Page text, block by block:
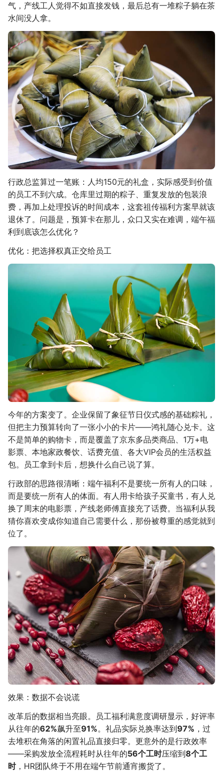
气，产线工人觉得不如直接发钱，最后总有一堆粽子躺在茶
水间没人拿。
行政总监算过一笔账：人均150元的礼盒，实际感受到价值
的员工不到六成。仓库里过期的粽子、重复发放的包装浪
费，再加上处理投诉的时间成本，这套祖传福利方案早就该
退休了。问题是，预算卡在那儿，众口又实在难调，端午福
利到底该怎么优化？
优化：把选择权真正交给员工
今年的方案变了。企业保留了象征节日仪式感的基础粽礼，
但把主力预算转向了一张小小的卡片——鸿礼随心兑卡。这
不是简单的购物卡，而是覆盖了京东多品类商品、1万+电
影票、本地家政餐饮、话费充值、各大VIP会员的生活权益
包。员工拿到卡后，想换什么自己说了算。
行政部的思路很清晰：端午福利不是要统一所有人的口味，
而是要统一所有人的体面。有人用卡给孩子买童书，有人兑
换了周末的电影票，产线老师傅直接充了话费。当福利从我
猜你喜欢变成你知道自己需要什么，那份被尊重的感觉就到
位了。
效果：数据不会说谎
改革后的数据相当亮眼。员工福利满意度调研显示，好评率
从往年的62%飙升至91%。礼品实际兑换率达到97% ，过
去堆积在角落的闲置礼品直接归零。更意外的是行政效率
——采购发放全流程耗时从往年的56个工时压缩到8个工
时，HR团队终于不用在端午节前通宵搬货了。